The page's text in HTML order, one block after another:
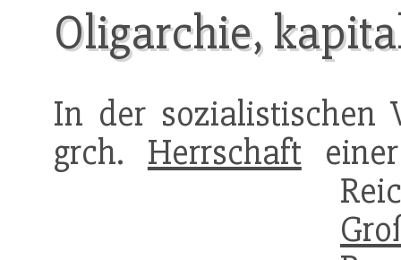
Oligarchie,
In der sozialistischen
grch. Herrschaft